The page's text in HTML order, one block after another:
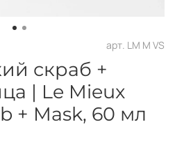
арт. LM M VS
скраб +
| Le Mieux
+ Mask, 60 мл